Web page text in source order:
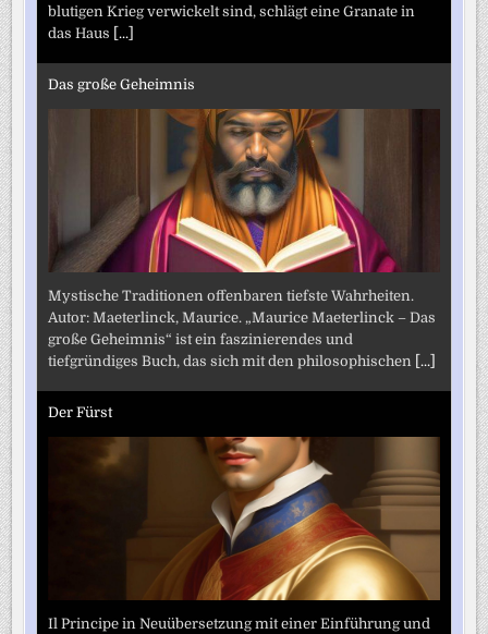
blutigen Krieg verwickelt sind, schlägt eine Granate in
das Haus [...]
Das große Geheimnis
Mystische Traditionen offenbaren tiefste Wahrheiten.
Autor: Maeterlinck, Maurice. „Maurice Maeterlinck – Das
große Geheimnis“ ist ein faszinierendes und
tiefgründiges Buch, das sich mit den philosophischen [...]
Der Fürst
Il Principe in Neuübersetzung mit einer Einführung und